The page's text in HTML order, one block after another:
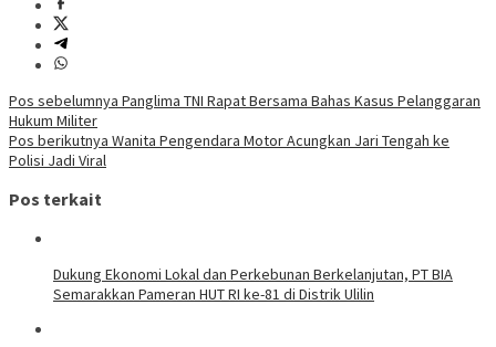
Navigasi
pos
Pos sebelumnya Panglima TNI Rapat Bersama Bahas Kasus Pelanggaran
Hukum Militer
Pos berikutnya Wanita Pengendara Motor Acungkan Jari Tengah ke
Polisi Jadi Viral
Pos terkait
Dukung Ekonomi Lokal dan Perkebunan Berkelanjutan, PT BIA
Semarakkan Pameran HUT RI ke-81 di Distrik Ulilin